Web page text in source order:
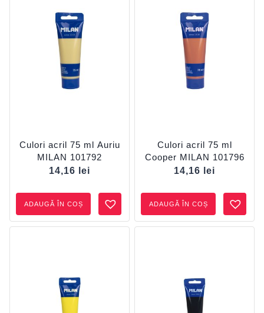
Culori acril 75 ml Auriu
MILAN 101792
14,16
lei
ADAUGĂ ÎN COȘ
Culori acril 75 ml
Cooper MILAN 101796
14,16
lei
ADAUGĂ ÎN COȘ